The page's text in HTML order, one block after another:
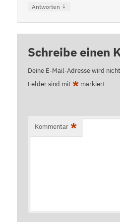
Antworten ↓
Schreibe einen
Deine E-Mail-Adresse wird
Felder sind mit* markiert
Kommentar *